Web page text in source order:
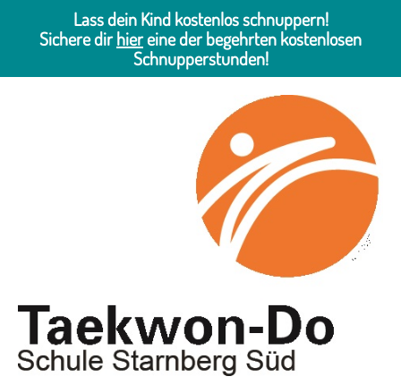
Lass dein Kind kostenlos schnuppern!
Sichere dirhiereine der begehrten kostenlosen
Schnupperstunden!